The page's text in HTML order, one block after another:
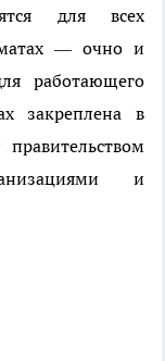
для всех
— очно и
работающего
закреплена в
и